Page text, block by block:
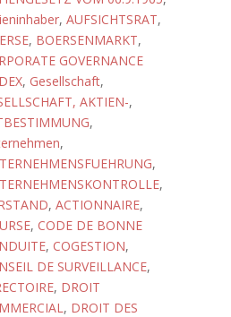
, AUFSICHTSRAT,
, BOERSENMARKT,
GOVERNANCE
, Gesellschaft,
AKTIEN-,
,
,
,
,
, ACTIONNAIRE,
, CODE DE BONNE
, COGESTION,
DE SURVEILLANCE,
, DROIT
, DROIT DES